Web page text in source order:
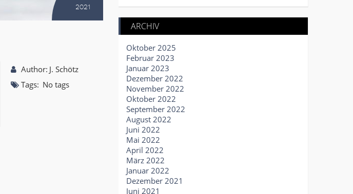
2021
Author: J. Schötz
Tags: No tags
ARCHIV
Oktober 2025
Februar 2023
Januar 2023
Dezember 2022
November 2022
Oktober 2022
September 2022
August 2022
Juni 2022
Mai 2022
April 2022
März 2022
Januar 2022
Dezember 2021
Juni 2021